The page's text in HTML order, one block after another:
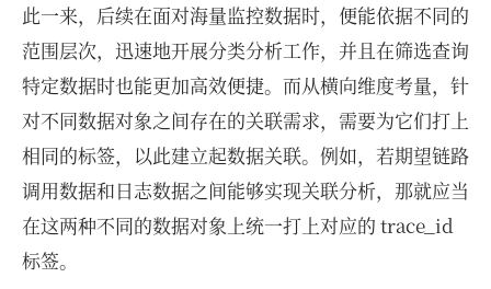
此一来，后续在面对海量监控数据时，便能依据不同的
范围层次，迅速地开展分类分析工作，并且在筛选查询
特定数据时也能更加高效便捷。而从横向维度考量，针
对不同数据对象之间存在的关联需求，需要为它们打上
相同的标签，以此建立起数据关联。例如，若期望链路
调用数据和日志数据之间能够实现关联分析，那就应当
在这两种不同的数据对象上统一打上对应的 trace_id
标签。